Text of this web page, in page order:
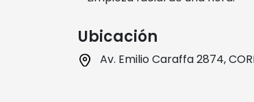
Ubicación
Av. Emilio Caraffa 2874,